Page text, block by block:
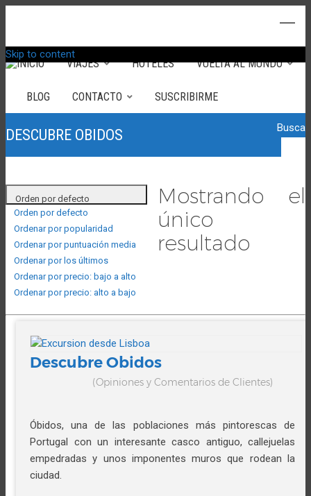
Skip to content
INICIO VIAJES HOTELES VUELTA AL MUNDO
BLOG CONTACTO SUSCRIBIRME
Buscar
DESCUBRE OBIDOS
Orden por defecto
Orden por defecto
Ordenar por popularidad
Ordenar por puntuación media
Ordenar por los últimos
Ordenar por precio: bajo a alto
Ordenar por precio: alto a bajo
Mostrando el
único
resultado
Descubre Obidos
(Opiniones y Comentarios de Clientes)
Óbidos, una de las poblaciones más pintorescas de
Portugal con un interesante casco antiguo, callejuelas
empedradas y unos imponentes muros que rodean la
ciudad.